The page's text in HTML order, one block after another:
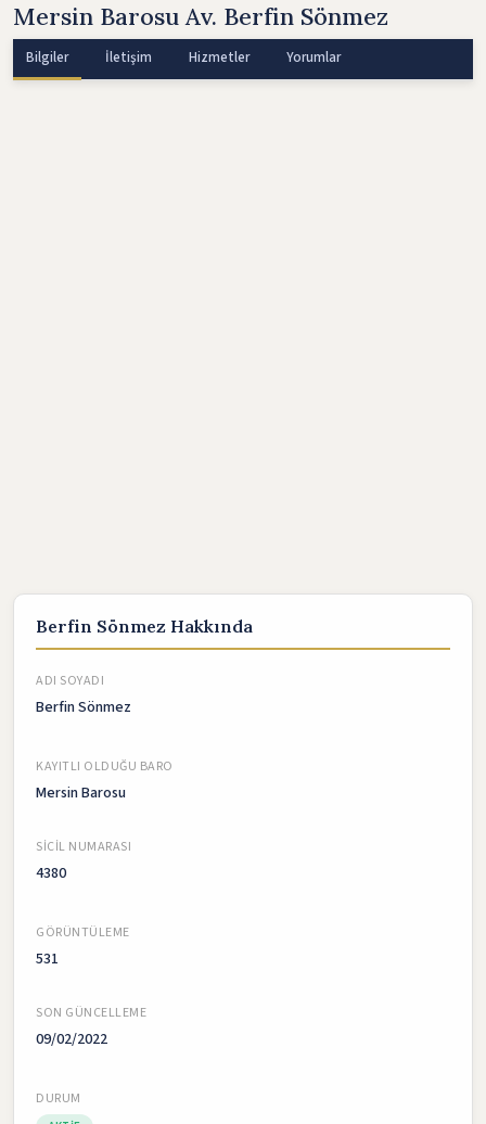
Mersin Barosu Av. Berfin Sönmez
Bilgiler İletişim Hizmetler Yorumlar
Berfin Sönmez Hakkında
ADI SOYADI
Berfin Sönmez
KAYITLI OLDUĞU BARO
Mersin Barosu
SICIL NUMARASI
4380
GÖRÜNTÜLEME
531
SON GÜNCELLEME
09/02/2022
DURUM